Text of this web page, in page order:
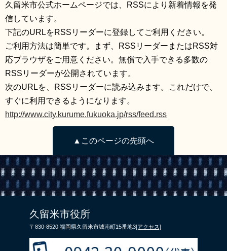
サイトマップ
リンク集 利用ガイド
RSS プライバシーポリシー
サイトについて
閉じる
久留米市公式ホームページでは、RSSにより新着情報を発
信しています。
下記のURLをRSSリーダーに登録してご利用ください。
ご利用方法は簡単です。まず、RSSリーダーまたはRSS対
応ブラウザをご用意ください。無償で入手できる多数の
RSSリーダーが公開されています。
次のURLを、RSSリーダーに読み込みます。これだけで、
すぐに利用できるようになります。
http://www.city.kurume.fukuoka.jp/rss/feed.rss
▲このページの先頭へ
久留米市役所
〒830-8520 福岡県久留米市城南町15番地3[アクセス]